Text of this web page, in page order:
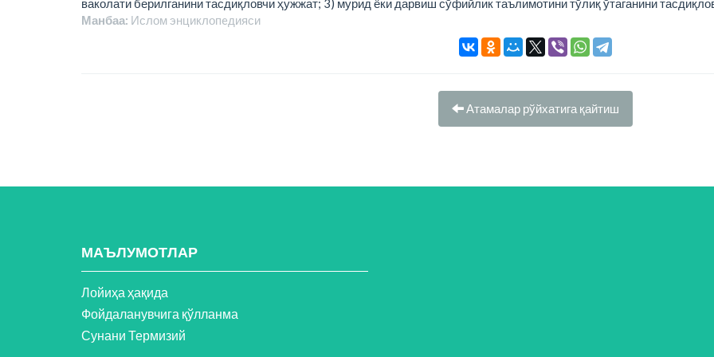
ваколати берилганини тасдиқловчи ҳужжат; 3) мурид ёки дарвиш сўфийлик таълимотини тўлиқ ўтаганини
Манбаа: Ислом энциклопeдияси
Атамалар рўйхатига қайтиш
МАЪЛУМОТЛАР
Лойиҳа ҳақида
Фойдаланувчига қўлланма
Сунани Термизий